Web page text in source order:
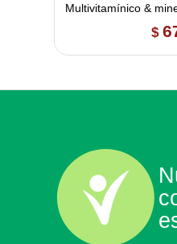
Multivitamínico &
$